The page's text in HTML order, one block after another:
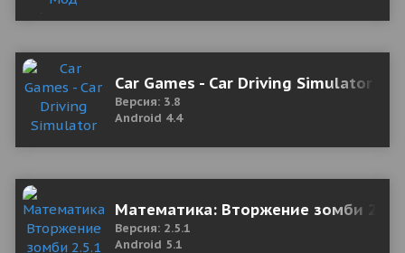
Car Games - Car Driving Simulator
Версия: 3.8
Android 4.4
Математика: Вторжение зомби
Версия: 2.5.1
Android 5.1